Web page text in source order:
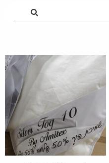
ADD TO CART